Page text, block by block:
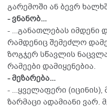
გარემოში ან ბევრ
- ვნანობ...
- ...განათლებას იმდენი
რამდენიც შემეძლო
ზოგჯერ სწავლის
რამეები დამიყენებია.
- მეზარება...
- ...ყველაფერი
ზარმაცი ადამიანი ვარ.